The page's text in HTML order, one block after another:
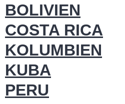
BOLIVIEN
COSTA RICA
KOLUMBIEN
KUBA
PERU